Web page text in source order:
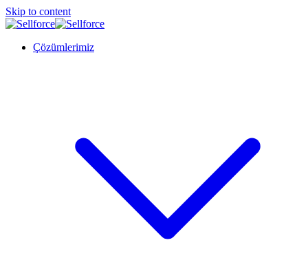
Skip to content
Çözümlerimiz